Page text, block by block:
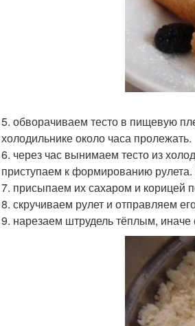
5. обворачиваем тесто в пищевую
холодильнике около часа пролежать.
6. через час вынимаем тесто из
приступаем к формированию
7. присыпаем их сахаром и корицей
8. скручиваем рулет и отправляем
9. нарезаем штрудель тёплым, иначе